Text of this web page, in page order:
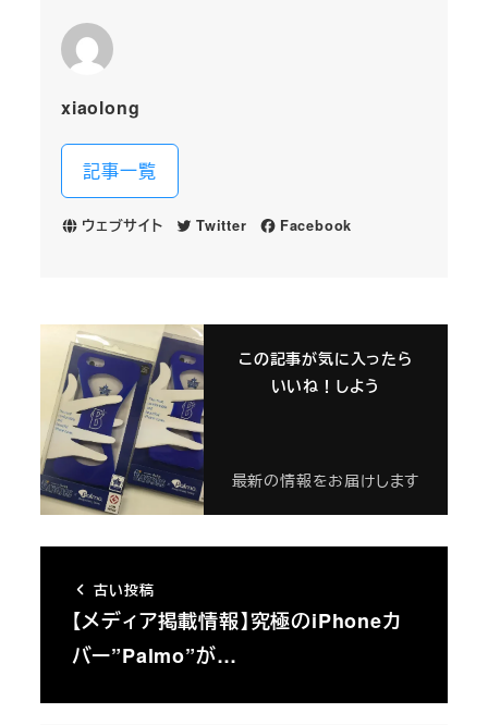
xiaolong
記事一覧
ウェブサイト Twitter Facebook
この記事が気に入ったら
いいね！しよう
最新の情報をお届けします
古い投稿
【メディア掲載情報】究極のiPhoneカ
バー”Palmo”が…